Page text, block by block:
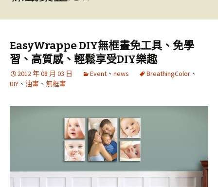
EasyWrappe DIY無框畫免工具、免學
習、高質感、輕鬆享受DIY樂趣
2012 年 08 月 03 日 Event 、 news BreathingColor 、
DIY 、 油畫 、 無框畫